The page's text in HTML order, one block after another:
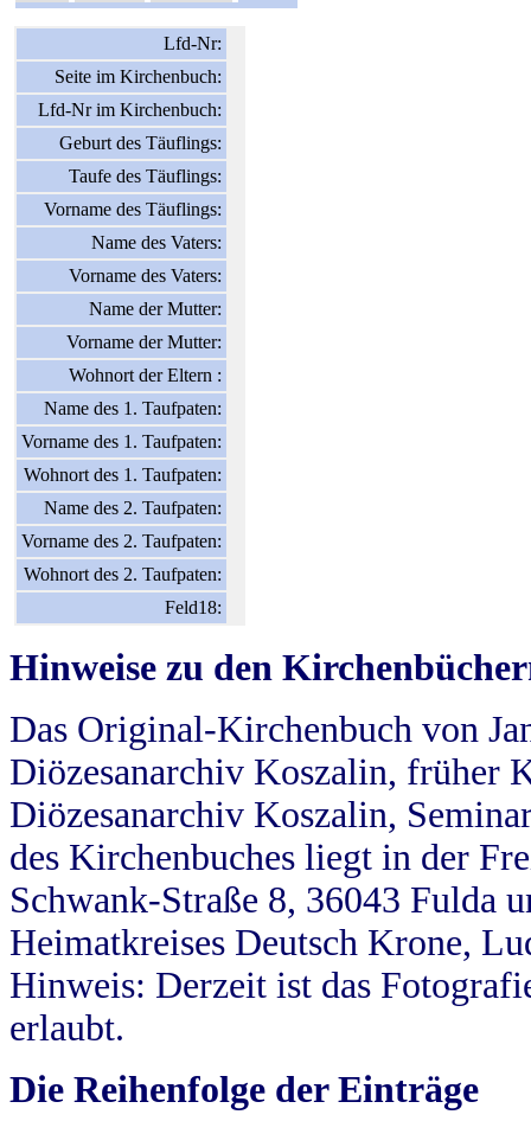
Lfd-Nr:
Seite im Kirchenbuch:
Lfd-Nr im Kirchenbuch:
Geburt des Täuflings:
Taufe des Täuflings:
Vorname des Täuflings:
Name des Vaters:
Vorname des Vaters:
Name der Mutter:
Vorname der Mutter:
Wohnort der Eltern :
Name des 1. Taufpaten:
Vorname des 1. Taufpaten:
Wohnort des 1. Taufpaten:
Name des 2. Taufpaten:
Vorname des 2. Taufpaten:
Wohnort des 2. Taufpaten:
Feld18:
Hinweise zu den
Das Original-Kirchenbuch von
Diözesanarchiv Koszalin, früher
Diözesanarchiv Koszalin,
des Kirchenbuches liegt in der
Schwank-Straße 8, 36043 Fulda
Heimatkreises Deutsch Krone,
Hinweis: Derzeit ist das
erlaubt.
Die Reihenfolge der Einträge